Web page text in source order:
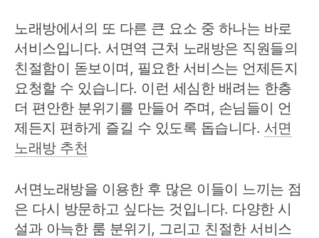
노래방에서의 또 다른 큰 요소 중 하나는 바로
서비스입니다. 서면역 근처 노래방은 직원들의
친절함이 돋보이며, 필요한 서비스는 언제든지
요청할 수 있습니다. 이런 세심한 배려는 한층
더 편안한 분위기를 만들어 주며, 손님들이 언
제든지 편하게 즐길 수 있도록 돕습니다. 서면
노래방 추천
서면노래방을 이용한 후 많은 이들이 느끼는 점
은 다시 방문하고 싶다는 것입니다. 다양한 시
설과 아늑한 룸 분위기, 그리고 친절한 서비스